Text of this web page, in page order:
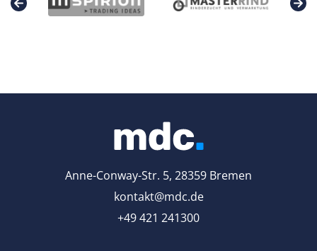
Anne-Conway-Str. 5, 28359 Bremen
kontakt@mdc.de
+49 421 241300